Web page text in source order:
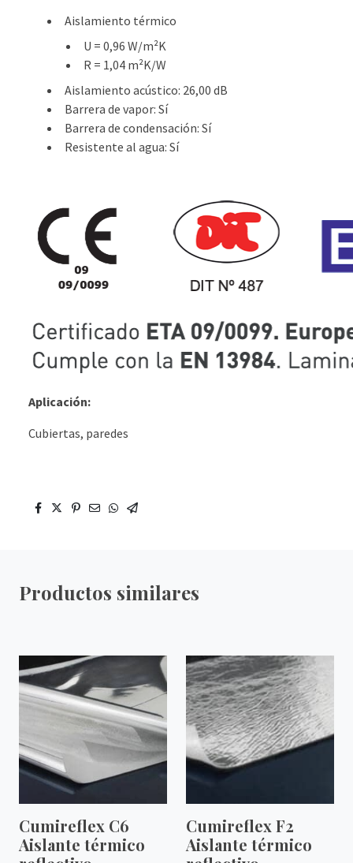
Aislamiento térmico
U = 0,96 W/m²K
R = 1,04 m²K/W
Aislamiento acústico: 26,00 dB
Barrera de vapor: Sí
Barrera de condensación: Sí
Resistente al agua: Sí
Aplicación:
Cubiertas, paredes
Productos similares
Cumireflex C6
Aislante térmico
Cumireflex F2
Aislante térmico